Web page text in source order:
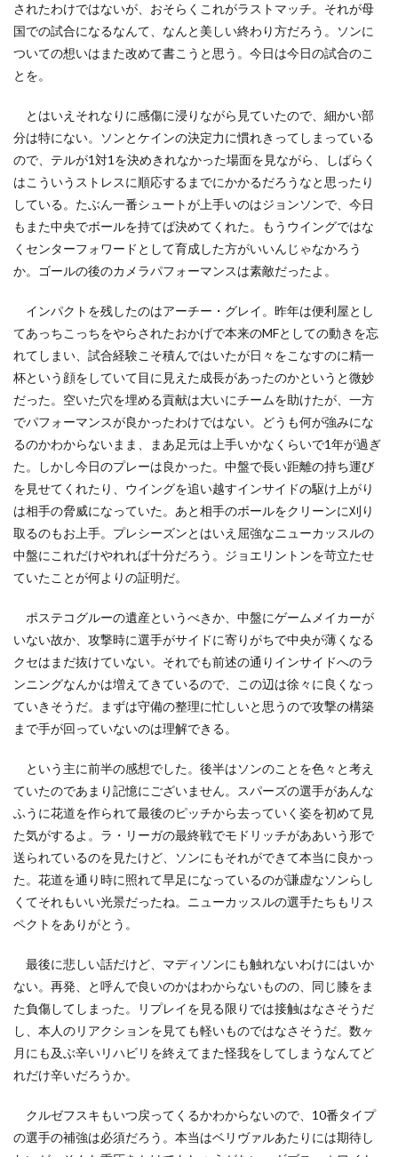
されたわけではないが、おそらくこれがラストマッチ。それが母
国での試合になるなんて、なんと美しい終わり方だろう。ソンに
ついての想いはまた改めて書こうと思う。今日は今日の試合のこ
とを。
とはいえそれなりに感傷に浸りながら見ていたので、細かい部
分は特にない。ソンとケインの決定力に慣れきってしまっている
ので、テルが1対1を決めきれなかった場面を見ながら、しばらく
はこういうストレスに順応するまでにかかるだろうなと思ったり
している。たぶん一番シュートが上手いのはジョンソンで、今日
もまた中央でボールを持てば決めてくれた。もうウイングではな
くセンターフォワードとして育成した方がいいんじゃなかろう
か。ゴールの後のカメラパフォーマンスは素敵だったよ。
インパクトを残したのはアーチー・グレイ。昨年は便利屋とし
てあっちこっちをやらされたおかげで本来のMFとしての動きを忘
れてしまい、試合経験こそ積んではいたが日々をこなすのに精一
杯という顔をしていて目に見えた成長があったのかというと微妙
だった。空いた穴を埋める貢献は大いにチームを助けたが、一方
でパフォーマンスが良かったわけではない。どうも何が強みにな
るのかわからないまま、まあ足元は上手いかなくらいで1年が過ぎ
た。しかし今日のプレーは良かった。中盤で長い距離の持ち運び
を見せてくれたり、ウイングを追い越すインサイドの駆け上がり
は相手の脅威になっていた。あと相手のボールをクリーンに刈り
取るのもお上手。プレシーズンとはいえ屈強なニューカッスルの
中盤にこれだけやれれば十分だろう。ジョエリントンを苛立たせ
ていたことが何よりの証明だ。
ポステコグルーの遺産というべきか、中盤にゲームメイカーが
いない故か、攻撃時に選手がサイドに寄りがちで中央が薄くなる
クセはまだ抜けていない。それでも前述の通りインサイドへのラ
ンニングなんかは増えてきているので、この辺は徐々に良くなっ
ていきそうだ。まずは守備の整理に忙しいと思うので攻撃の構築
まで手が回っていないのは理解できる。
という主に前半の感想でした。後半はソンのことを色々と考え
ていたのであまり記憶にございません。スパーズの選手があんな
ふうに花道を作られて最後のピッチから去っていく姿を初めて見
た気がするよ。ラ・リーガの最終戦でモドリッチがああいう形で
送られているのを見たけど、ソンにもそれができて本当に良かっ
た。花道を通り時に照れて早足になっているのが謙虚なソンらし
くてそれもいい光景だったね。ニューカッスルの選手たちもリス
ペクトをありがとう。
最後に悲しい話だけど、マディソンにも触れないわけにはいか
ない。再発、と呼んで良いのかはわからないものの、同じ膝をま
た負傷してしまった。リプレイを見る限りでは接触はなさそうだ
し、本人のリアクションを見ても軽いものではなさそうだ。数ヶ
月にも及ぶ辛いリハビリを終えてまた怪我をしてしまうなんてど
れだけ辛いだろうか。
クルゼフスキもいつ戻ってくるかわからないので、10番タイプ
の選手の補強は必須だろう。本当はベリヴァルあたりには期待し